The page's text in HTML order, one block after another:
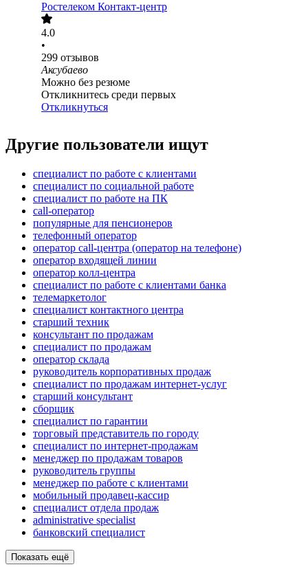
Ростелеком Контакт-центр
4.0
•
299 отзывов
Аксубаево
Можно без резюме
Откликнитесь среди первых
Откликнуться
Другие пользователи ищут
специалист по работе с клиентами
специалист по социальной работе
специалист по работе на ПК
call-оператор
популярные для пенсионеров
телефонный оператор
оператор call-центра (оператор на телефоне)
оператор входящей линии
оператор колл-центра
специалист по работе с клиентами банка
телемаркетолог
специалист контактного центра
старший техник
консультант по продажам
специалист по продажам
оператор склада
руководитель корпоративных продаж
специалист по продажам интернет-услуг
старший консультант
сборщик
специалист по гарантии
торговый представитель по городу
специалист по интернет-продажам
менеджер по продажам товаров
руководитель группы
менеджер по работе с клиентами
мобильный продавец-кассир
специалист отдела продаж
administrative specialist
банковский специалист
Показать ещё